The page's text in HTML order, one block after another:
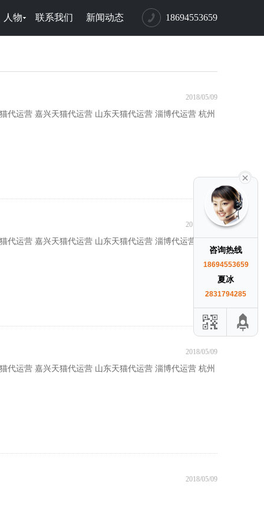
18694553659
人物 联系我们 新闻动态
2018/05/09
代运营 嘉兴天猫代运营 山东天猫代运营 淄博代运营 杭州
2018/05/09
运营 嘉兴天猫代运营 山东天猫代运营 淄博代运营 杭州
2018/05/09
代运营 嘉兴天猫代运营 山东天猫代运营 淄博代运营 杭州
2018/05/09
咨询热线
18694553659
夏冰
2831794285